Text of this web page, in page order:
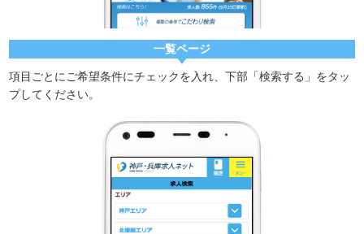
一覧ページ
項目ごとにご希望条件にチェックを入れ、下部「検索する」をタッ
プしてください。